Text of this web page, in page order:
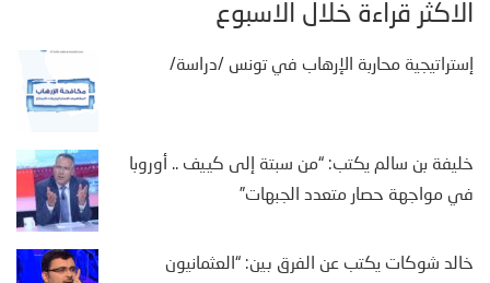
الأكثر قراءة خلال الأسبوع
إستراتيجية محاربة الإرهاب في تونس /دراسة/
خليفة بن سالم يكتب: “من سبتة إلى كييف .. أوروبا
في مواجهة حصار متعدد الجبهات”
خالد شوكات يكتب عن الفرق بين: “العثمانيون